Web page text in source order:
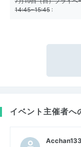
14:45~15:45 :
イベント主催者へ